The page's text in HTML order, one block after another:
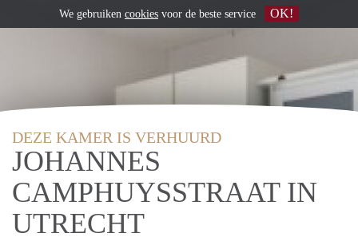
DEZE KAMER IS VERHUURD
JOHANNES
CAMPHUYSSTRAAT IN
UTRECHT
We gebruiken cookies voor de beste service OK!